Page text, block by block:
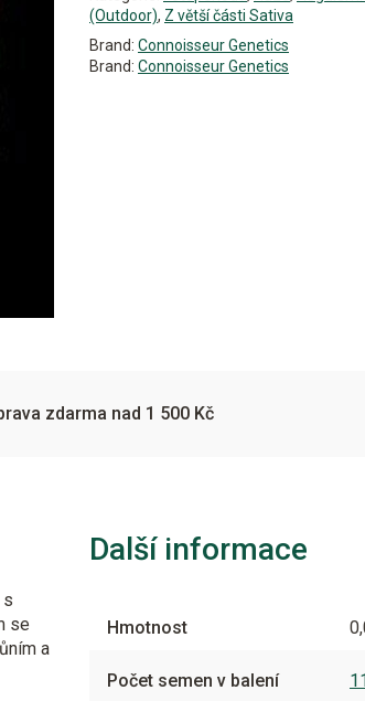
(Outdoor), Z větší části Sativa
Brand: Connoisseur Genetics
Brand: Connoisseur Genetics
zdarma nad 1 500 Kč
s
se
a
Další informace
Hmotnost
Počet semen v balení